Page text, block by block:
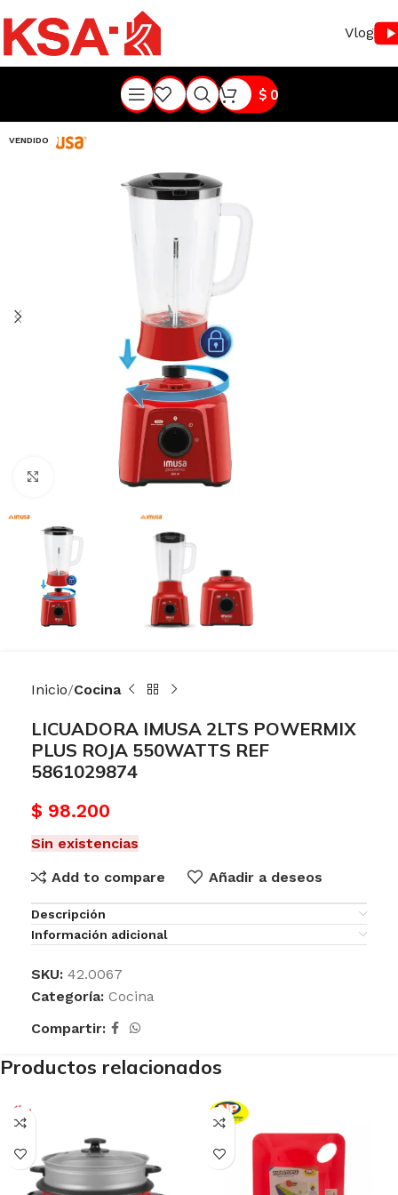
Vlog
$0
VENDIDO
Haga Click para agrandar
Inicio Cocina
LICUADORA IMUSA 2LTS POWERMIX
PLUS ROJA 550WATTS REF
5861029874
$ 98.200
Sin existencias
Add to compare
Añadir a deseos
Descripción
Información adicional
SKU: 42.0067
Categoría: Cocina
Compartir:
Productos relacionados